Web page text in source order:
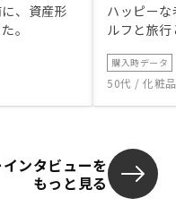
、資産形
。
ハッピー
ルフと旅
購入時データ
50代 / 化粧
ンタビューを
もっと見る